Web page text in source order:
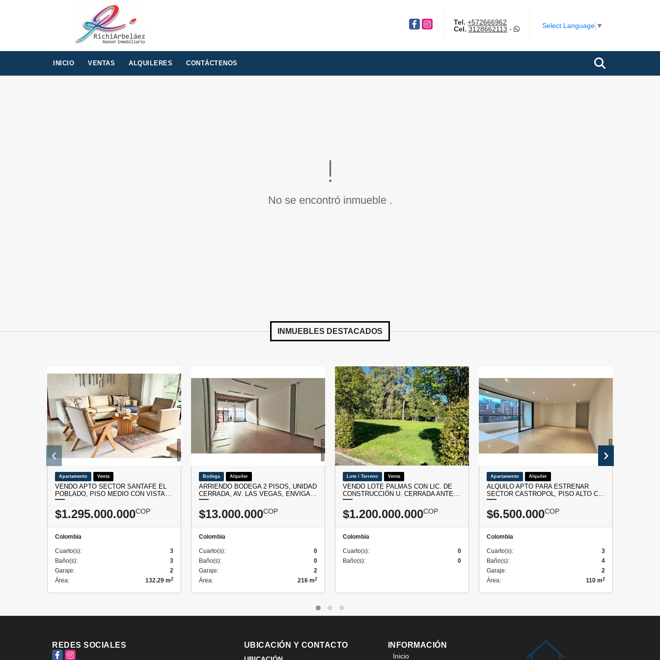
FacebookInstagram Tel. +572666962
Cel. 3128662113 - Select Language ▼
INICIO VENTAS ALQUILERES CONTÁCTENOS
No se encontró inmueble .
INMUEBLES DESTACADOS
Apartamento Venta
VENDO APTO SECTOR SANTAFÉ EL
POBLADO, PISO MEDIO CON VISTA…
$1.295.000.000COP
Colombia
Cuarto(s):
3
Baño(s):
3
Garaje:
2
Área:
132.29 m2
Bodega Alquiler
ARRIENDO BODEGA 2 PISOS, UNIDAD
CERRADA, AV. LAS VEGAS, ENVIGA…
$13.000.000COP
Colombia
Cuarto(s):
0
Baño(s):
0
Garaje:
2
Área:
216 m2
Lote / Terreno Venta
VENDO LOTE PALMAS CON LIC. DE
CONSTRUCCIÓN U. CERRADA ANTE…
$1.200.000.000COP
Colombia
Cuarto(s):
0
Baño(s):
0
Apartamento Alquiler
ALQUILO APTO PARA ESTRENAR
SECTOR CASTROPOL, PISO ALTO C…
$6.500.000COP
Colombia
Cuarto(s):
3
Baño(s):
4
Garaje:
2
Área:
110 m2
REDES SOCIALES
FacebookInstagram
UBICACIÓN Y CONTACTO INFORMACIÓN
Inicio